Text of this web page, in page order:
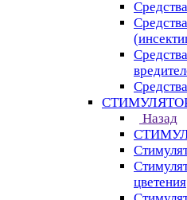
Назад
цветения